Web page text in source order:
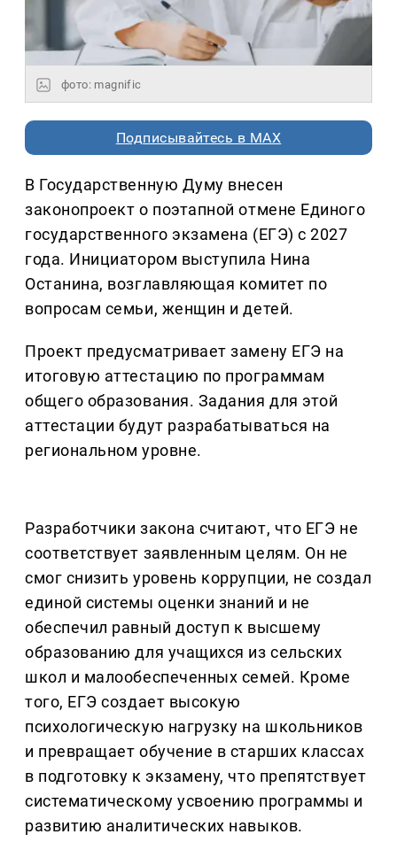
фото: magnific
Подписывайтесь в MAX
В Государственную Думу внесен
законопроект о поэтапной отмене Единого
государственного экзамена (ЕГЭ) с 2027
года. Инициатором выступила Нина
Останина, возглавляющая комитет по
вопросам семьи, женщин и детей.
Проект предусматривает замену ЕГЭ на
итоговую аттестацию по программам
общего образования. Задания для этой
аттестации будут разрабатываться на
региональном уровне.
Разработчики закона считают, что ЕГЭ не
соответствует заявленным целям. Он не
смог снизить уровень коррупции, не создал
единой системы оценки знаний и не
обеспечил равный доступ к высшему
образованию для учащихся из сельских
школ и малообеспеченных семей. Кроме
того, ЕГЭ создает высокую
психологическую нагрузку на школьников
и превращает обучение в старших классах
в подготовку к экзамену, что препятствует
систематическому усвоению программы и
развитию аналитических навыков.